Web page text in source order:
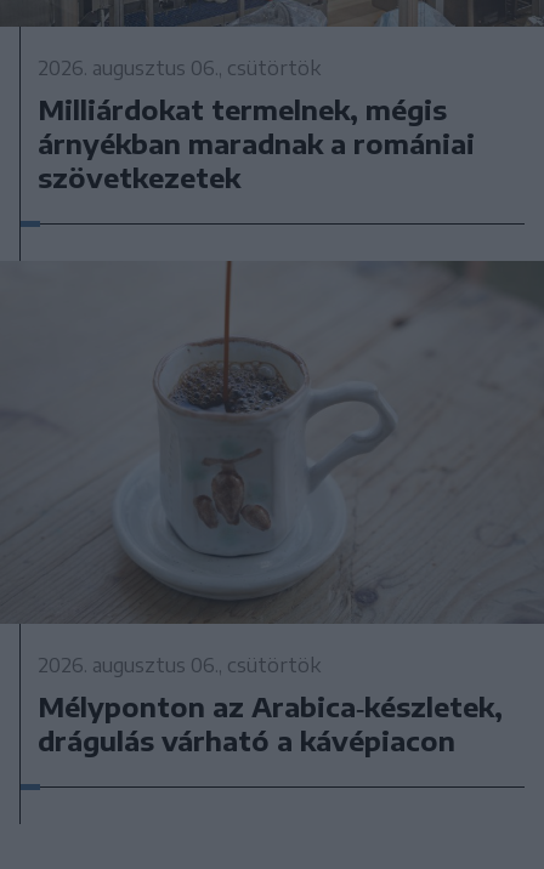
2026. augusztus 06., csütörtök
Milliárdokat termelnek, mégis
árnyékban maradnak a romániai
szövetkezetek
2026. augusztus 06., csütörtök
Mélyponton az Arabica‑készletek,
drágulás várható a kávépiacon